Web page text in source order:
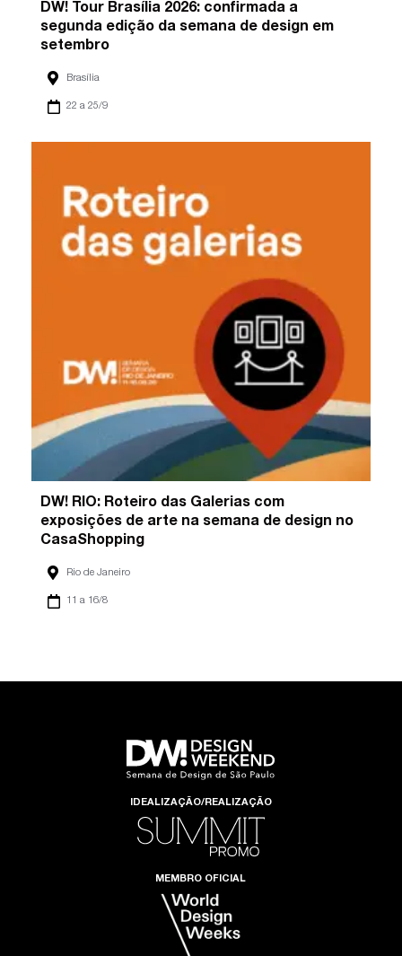
DW! Tour Brasília 2026: confirmada a
segunda edição da semana de design em
setembro
Brasília
22 a 25/9
DW! RIO: Roteiro das Galerias com
exposições de arte na semana de design no
CasaShopping
Rio de Janeiro
11 a 16/8
IDEALIZAÇÃO/REALIZAÇÃO
MEMBRO OFICIAL